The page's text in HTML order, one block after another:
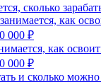
сколько
как
000 ₽